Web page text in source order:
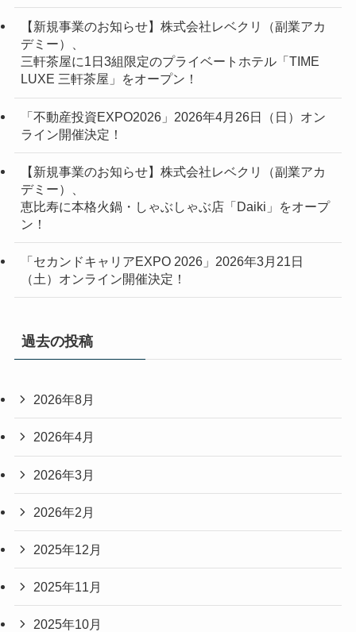
【新規事業のお知らせ】株式会社レベクリ（副業アカ
デミー）、
三軒茶屋に1日3組限定のプライベートホテル「TIME
LUXE 三軒茶屋」をオープン！
「不動産投資EXPO2026」2026年4月26日（日）オン
ライン開催決定！
【新規事業のお知らせ】株式会社レベクリ（副業アカ
デミー）、
恵比寿に本格火鍋・しゃぶしゃぶ店「Daiki」をオープ
ン！
「セカンドキャリアEXPO 2026」2026年3月21日
（土）オンライン開催決定！
過去の投稿
2026年8月
2026年4月
2026年3月
2026年2月
2025年12月
2025年11月
2025年10月